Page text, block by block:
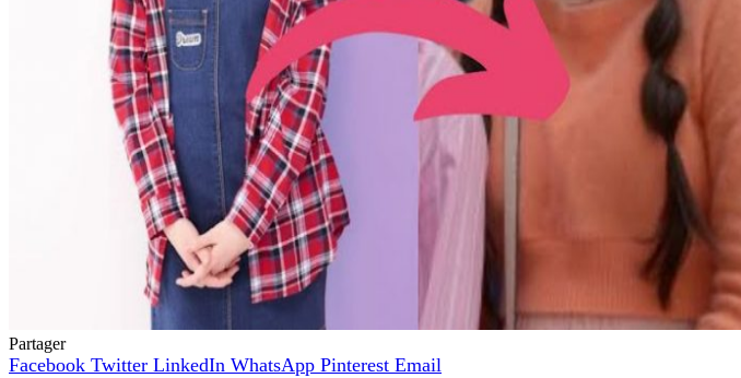
Partager
Facebook Twitter LinkedIn WhatsApp Pinterest Email